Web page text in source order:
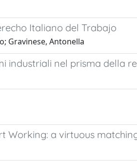
Italiano del Trabajo
Gravinese, Antonella
industriali nel prisma della
Working: a virtuous